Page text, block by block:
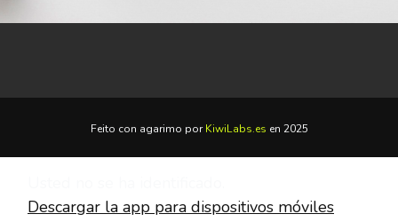
Feito con agarimo porKiwiLabs.es en 2025
Descargar la app para dispositivos móviles